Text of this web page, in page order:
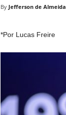
By Jefferson de Almeida
*Por Lucas Freire